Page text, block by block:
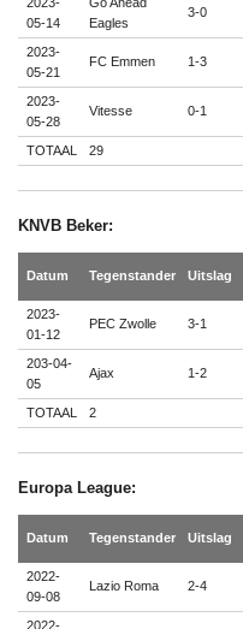
05-14
Eagles
3-0
2023-
05-21
FC Emmen 1-3
2023-
05-28
Vitesse 0-1
TOTAAL 29
KNVB Beker:
Datum Tegenstander Uitslag
2023-
01-12
PEC Zwolle 3-1
203-04-
05
Ajax 1-2
TOTAAL 2
Europa League:
Datum Tegenstander Uitslag
2022-
09-08
Lazio Roma 2-4
2022-